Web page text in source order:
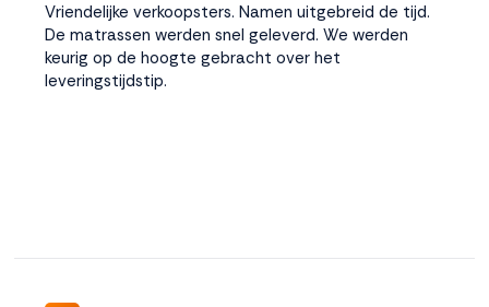
Vriendelijke verkoopsters. Namen uitgebreid de tijd.
De matrassen werden snel geleverd. We werden
keurig op de hoogte gebracht over het
leveringstijdstip.